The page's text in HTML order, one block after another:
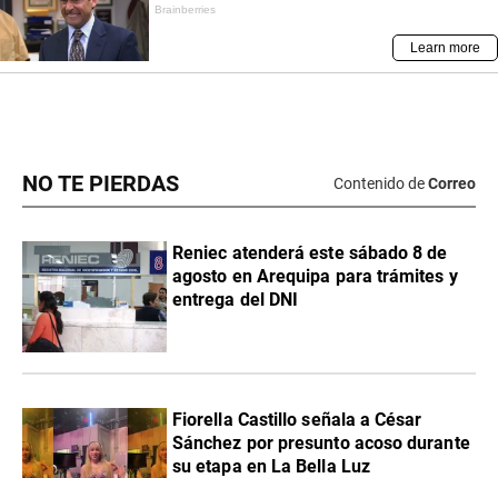
NO TE PIERDAS Contenido deCorreo
Reniec atenderá este sábado 8 de
agosto en Arequipa para trámites y
entrega del DNI
Fiorella Castillo señala a César
Sánchez por presunto acoso durante
su etapa en La Bella Luz